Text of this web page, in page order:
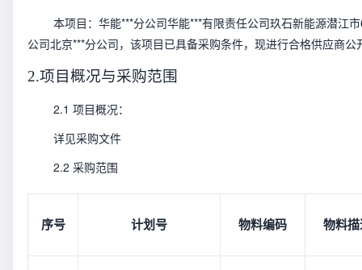
本项目：华能***分公司华能***有限责任公司玖石新能源潜江
公司北京***分公司，该项目已具备采购条件，现进行合格供应商公
2.项目概况与采购范围
2.1 项目概况：
详见采购文件
2.2 采购范围
序号 计划号 物料编码 物料描